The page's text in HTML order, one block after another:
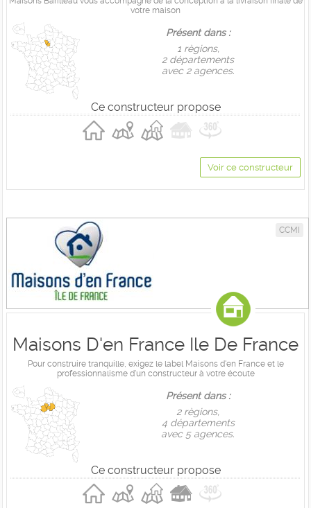
votre maison
Présent dans :
1 règions,
2 départements
avec 2 agences.
Ce constructeur propose
Voir ce constructeur
CCMI
Maisons D'en France Ile De France
Pour construire tranquille, exigez le label Maisons d'en France et le
professionnalisme d'un constructeur à votre écoute
Présent dans :
2 règions,
4 départements
avec 5 agences.
Ce constructeur propose